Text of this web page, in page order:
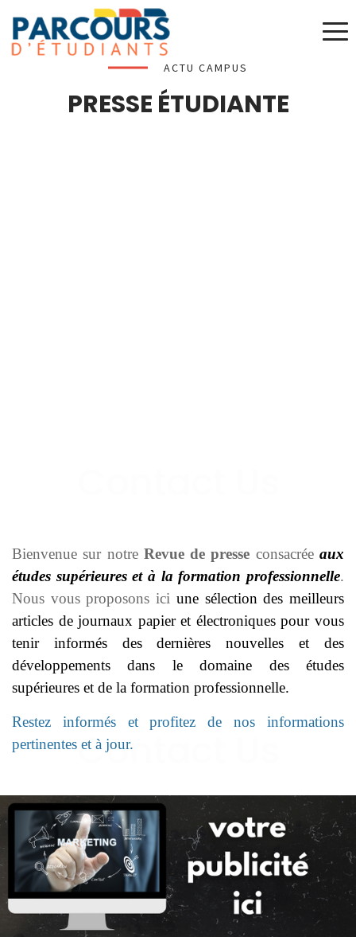
ACTU CAMPUS
PRESSE ÉTUDIANTE
Bienvenue sur notre Revue de presse consacrée aux
études supérieures et à la formation professionnelle.
Nous vous proposons ici une sélection des meilleurs
articles de journaux papier et électroniques pour vous
tenir informés des dernières nouvelles et des
développements dans le domaine des études
supérieures et de la formation professionnelle.
Restez informés et profitez de nos informations
pertinentes et à jour.